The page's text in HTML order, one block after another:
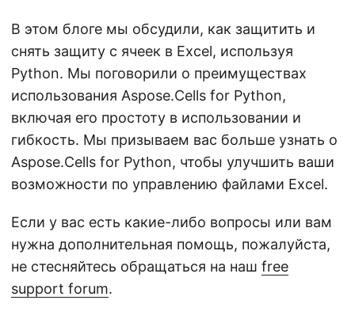
В этом блоге мы обсудили, как защитить и
снять защиту с ячеек в Excel, используя
Python. Мы поговорили о преимуществах
использования Aspose.Cells for Python,
включая его простоту в использовании и
гибкость. Мы призываем вас больше узнать о
Aspose.Cells for Python, чтобы улучшить ваши
возможности по управлению файлами Excel.
Если у вас есть какие-либо вопросы или вам
нужна дополнительная помощь, пожалуйста,
не стесняйтесь обращаться на наш free
support forum.